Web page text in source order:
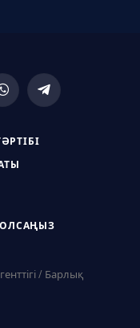
WhatsAppTelegram
/ Барлық